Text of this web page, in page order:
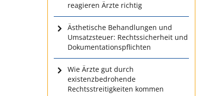
reagieren Ärzte richtig
Ästhetische Behandlungen und
Umsatzsteuer: Rechtssicherheit und
Dokumentationspflichten
Wie Ärzte gut durch
existenzbedrohende
Rechtsstreitigkeiten kommen